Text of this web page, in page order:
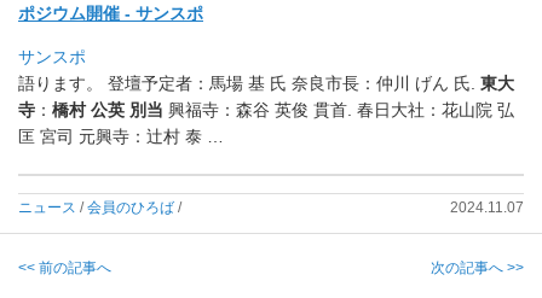
ポジウム開催 - サンスポ
サンスポ
語ります。 登壇予定者：馬場 基 氏 奈良市長：仲川 げん 氏. 東大
寺 ： 橋村 公英 別当 興福寺：森谷 英俊 貫首. 春日大社：花山院 弘
匡 宮司 元興寺：辻村 泰 …
ニュース /会員のひろば / 2024.11.07
<< 前の記事へ 次の記事へ >>